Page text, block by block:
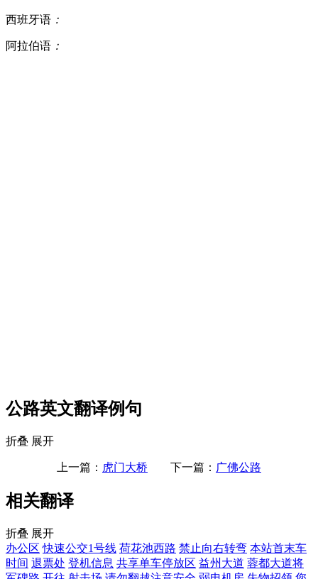
西班牙语 ：
阿拉伯语 ：
公路英文翻译例句
折叠 展开
上一篇： 虎门大桥 下一篇： 广佛公路
相关翻译
折叠 展开
办公区 快速公交1号线 荷花池西路 禁止向右转弯 本站首末车
时间 退票处 登机信息 共享单车停放区 益州大道 蓉都大道将